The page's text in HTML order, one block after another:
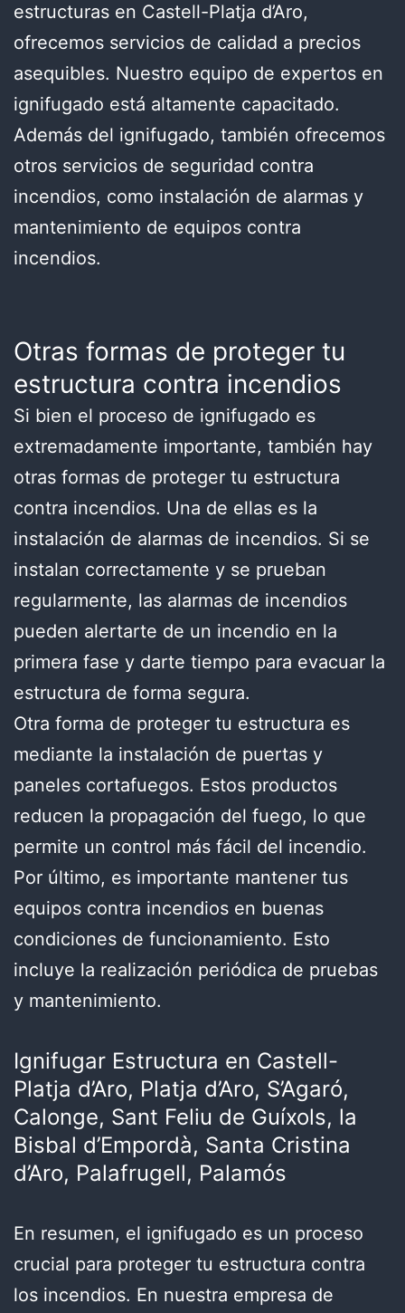
estructuras en Castell-Platja d’Aro,
ofrecemos servicios de calidad a precios
asequibles. Nuestro equipo de expertos en
ignifugado está altamente capacitado.
Además del ignifugado, también ofrecemos
otros servicios de seguridad contra
incendios, como instalación de alarmas y
mantenimiento de equipos contra
incendios.
Otras formas de proteger tu
estructura contra incendios
Si bien el proceso de ignifugado es
extremadamente importante, también hay
otras formas de proteger tu estructura
contra incendios. Una de ellas es la
instalación de alarmas de incendios. Si se
instalan correctamente y se prueban
regularmente, las alarmas de incendios
pueden alertarte de un incendio en la
primera fase y darte tiempo para evacuar la
estructura de forma segura.
Otra forma de proteger tu estructura es
mediante la instalación de puertas y
paneles cortafuegos. Estos productos
reducen la propagación del fuego, lo que
permite un control más fácil del incendio.
Por último, es importante mantener tus
equipos contra incendios en buenas
condiciones de funcionamiento. Esto
incluye la realización periódica de pruebas
y mantenimiento.
Ignifugar Estructura en Castell-
Platja d’Aro, Platja d’Aro, S’Agaró,
Calonge, Sant Feliu de Guíxols, la
Bisbal d’Empordà, Santa Cristina
d’Aro, Palafrugell, Palamós
En resumen, el ignifugado es un proceso
crucial para proteger tu estructura contra
los incendios. En nuestra empresa de